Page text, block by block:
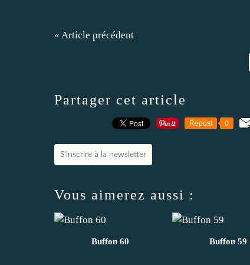
« Article précédent
Partager cet article
Repost 0
S'inscrire à la newsletter
Vous aimerez aussi :
Buffon 60 Buffon 59